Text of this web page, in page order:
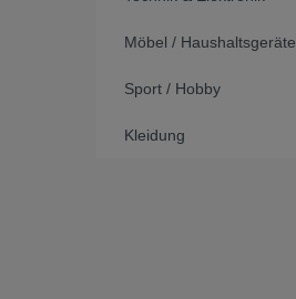
Möbel / Haushaltsgeräte
Sport / Hobby
Kleidung